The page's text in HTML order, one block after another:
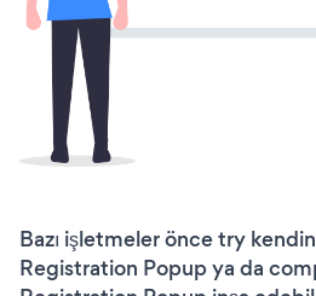
Bazı işletmeler önce try
Registration Popup ya da